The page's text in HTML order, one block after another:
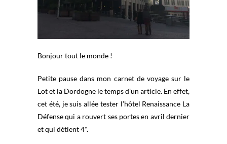
Bonjour tout le monde !
Petite pause dans mon carnet de voyage sur le
Lot et la Dordogne le temps d’un article. En effet,
cet été, je suis allée tester l’hôtel Renaissance La
Défense qui a rouvert ses portes en avril dernier
et qui détient 4*.